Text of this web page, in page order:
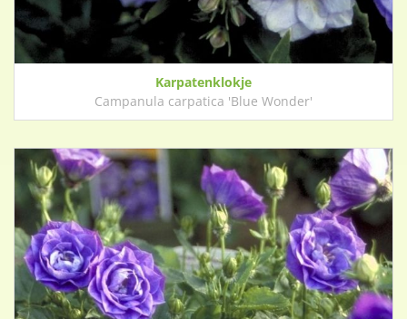
Karpatenklokje
Campanula carpatica 'Blue Wonder'